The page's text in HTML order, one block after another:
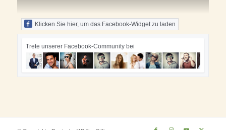
Klicken Sie hier, um das Facebook-Widget zu laden
Trete unserer Facebook-Community bei